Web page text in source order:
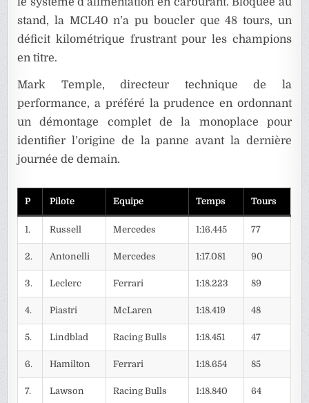
stand, la MCL40 n’a pu boucler que 48 tours, un
déficit kilométrique frustrant pour les champions
en titre.
Mark Temple, directeur technique de la
performance, a préféré la prudence en ordonnant
un démontage complet de la monoplace pour
identifier l’origine de la panne avant la dernière
journée de demain.
P Pilote Equipe Temps Tours
1. Russell Mercedes 1:16.445 77
2. Antonelli Mercedes 1:17.081 90
3. Leclerc Ferrari 1:18.223 89
4. Piastri McLaren 1:18.419 48
5. Lindblad Racing Bulls 1:18.451 47
6. Hamilton Ferrari 1:18.654 85
7. Lawson Racing Bulls 1:18.840 64